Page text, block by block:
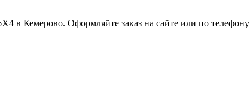
в Кемерово. Оформляйте заказ на сайте или по телефону